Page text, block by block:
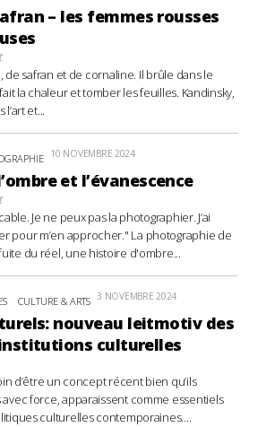
– les femmes rousses
de safran et de cornaline. Il brûle dans le
la chaleur et tomber les feuilles. Kandinsky,
et...
10 NOVEMBRE 2024
et l’évanescence
Je ne peux pas la photographier. J’ai
pour m’en approcher." La photographie de
du réel, une histoire d'ombre...
CULTURE & ARTS 3 NOVEMBRE 2024
nouveau leitmotiv des
culturelles
d’être un concept récent bien qu’ils
avec force, apparaissent comme essentiels
culturelles contemporaines....